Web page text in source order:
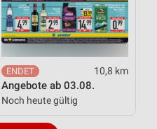
10,8 km
Angebote ab 03.08.
Noch heute gültig